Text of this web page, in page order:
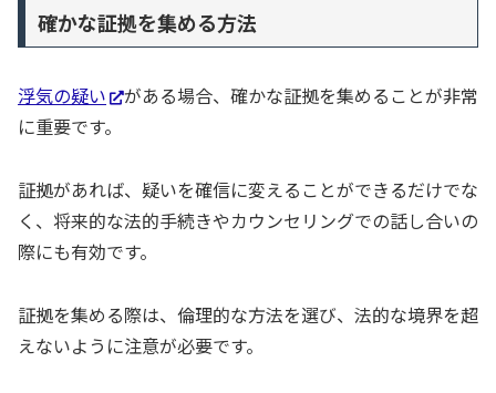
確かな証拠を集める方法
浮気の疑い
がある場合、確かな証拠を集めることが非常
に重要です。
証拠があれば、疑いを確信に変えることができるだけでな
く、将来的な法的手続きやカウンセリングでの話し合いの
際にも有効です。
証拠を集める際は、倫理的な方法を選び、法的な境界を超
えないように注意が必要です。